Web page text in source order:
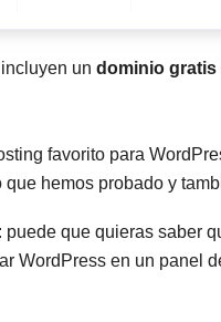
un dominio gratis
favorito para
hemos probado y
que quieras saber
WordPress en un panel